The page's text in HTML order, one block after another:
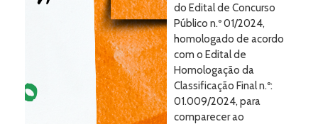
do Edital de Concurso
Público n.º 01/2024,
homologado de acordo
com o Edital de
Homologação da
Classificação Final n.º:
01.009/2024, para
comparecer ao